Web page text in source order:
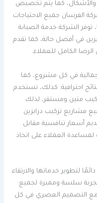
كما يتم تخصيص
الفرسان جميع الاحتياجات
توفر الشركة خدمة الصيانة
في أفضل حالة، كما تقدم
الكامل للعملاء.
في كل مشروع، كما
احترافية. كذلك، تستخدم
متين ومستقر، لذلك
مشاريع تركيب درابزين
أسعار تنافسية مقابل
العملاء على اتخاذ
لتطوير خدماتها والارتقاء
سلسة ومميزة لجميع
مع التصميم العصري في كل